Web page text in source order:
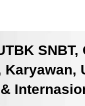
SNBT,
Karyawan,